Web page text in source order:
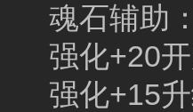
魂石辅助
强化+20
强化+15